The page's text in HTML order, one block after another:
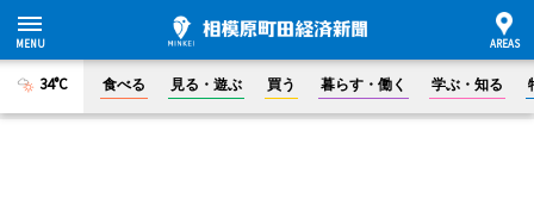
34°C 食べる 見る・遊ぶ 買う 暮らす・働く 学ぶ・知る